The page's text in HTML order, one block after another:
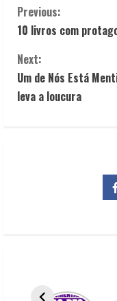
C
o
n
t
Previous:
10 livros com
Next:
Um de Nós Está
leva a loucura